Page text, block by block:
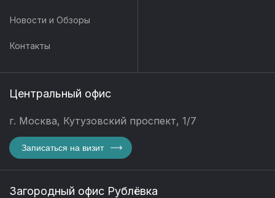
Новости и Обзоры
Контакты
Центральный офис
г. Москва, Кутузовский проспект, 1/7
Записаться на визит
Загородный офис Рублёвка